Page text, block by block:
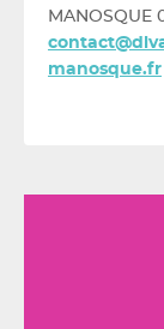
MANOSQUE
manosque.fr